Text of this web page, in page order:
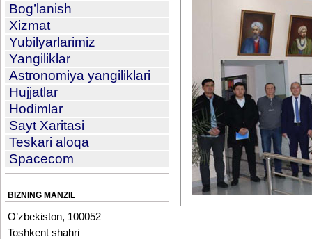
Bog’lanish
Xizmat
Yubilyarlarimiz
Yangiliklar
Astronomiya yangiliklari
Hujjatlar
Hodimlar
Sayt Xaritasi
Teskari aloqa
Spacecom
BIZNING MANZIL
O’zbekiston, 100052
Toshkent shahri